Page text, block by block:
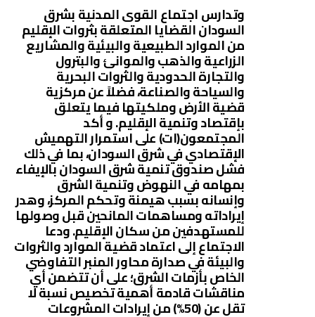
وتدارس اجتماع القوى المدنية بشرق
السودان القضايا المتعلقة بثروات الإقليم
من الموارد الطبيعية والبيئية والمشاريع
الزراعية والذهب والموانئ والبترول
والتجارة الحدودية والثروات البحرية
والسياحة والصناعة، فضلاً عن مركزية
قضية الأرض وملكيتها فيما يتعلق
بإقتصاد وتنمية الإقليم. و أكد
المجتمعون(ات) على استمرار التهميش
الإقتصادي في شرق السودان، بما في ذلك
فشل صندوق تنمية شرق السودان بالإيفاء
بمهامه في النهوض وتنمية الشرق
وإنسانه بسبب هيمنة وتحكم المركز، وهدر
إيراداته ومساهمات المانحين قبل وصولها
للمستهدفين من سكان الإقليم. ودعا
الاجتماع إلى اعتماد قضية الموارد والثروات
والبيئة في صدارة محاور المنبر التفاوضي
الخاص بأزمات الشرق؛ على أن تتضمن أي
مناقشات قادمة أهمية تخصيص نسبة لا
تقل عن (50%) من إيرادات المشروعات